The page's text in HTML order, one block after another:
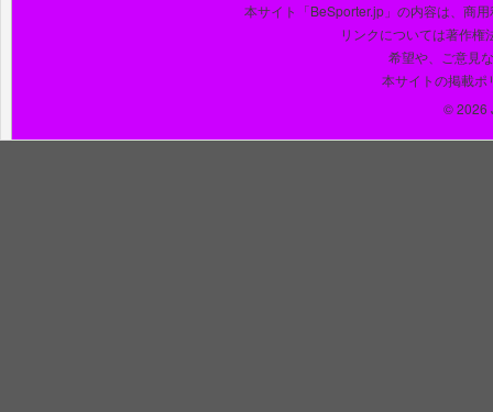
本サイト「BeSporter.jp」の内容は、商
リンクについては著作権
希望や、ご意見
本サイトの掲載ポ
© 2026